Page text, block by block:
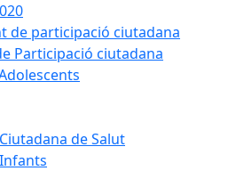
de participació ciutadana
Participació ciutadana
de Salut